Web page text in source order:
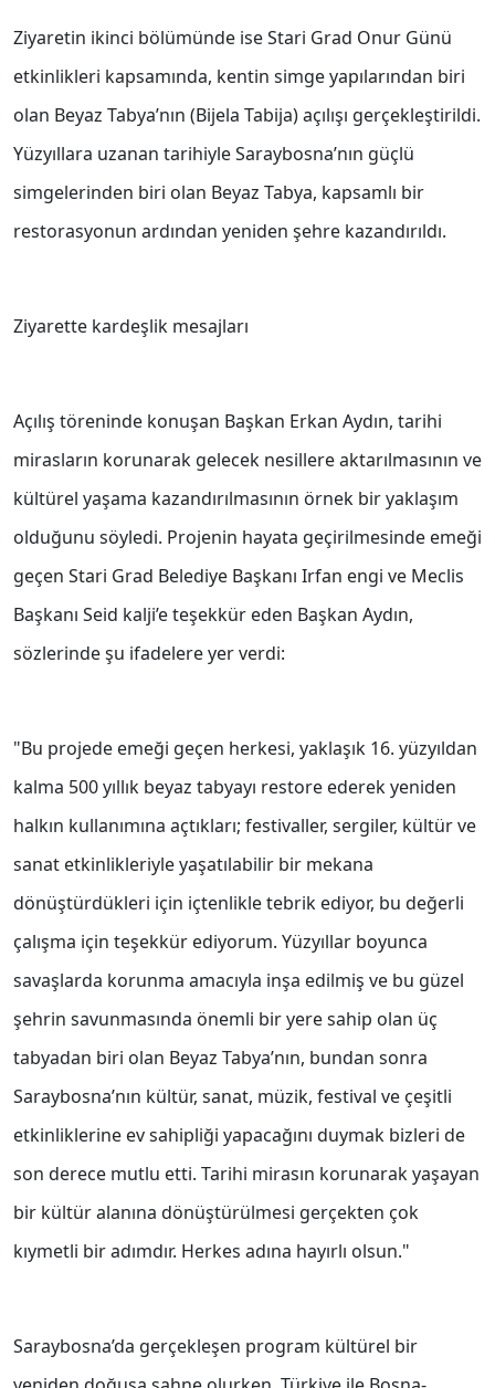
Ziyaretin ikinci bölümünde ise Stari Grad Onur Günü
etkinlikleri kapsamında, kentin simge yapılarından biri
olan Beyaz Tabya’nın (Bijela Tabija) açılışı gerçekleştirildi.
Yüzyıllara uzanan tarihiyle Saraybosna’nın güçlü
simgelerinden biri olan Beyaz Tabya, kapsamlı bir
restorasyonun ardından yeniden şehre kazandırıldı.
Ziyarette kardeşlik mesajları
Açılış töreninde konuşan Başkan Erkan Aydın, tarihi
mirasların korunarak gelecek nesillere aktarılmasının ve
kültürel yaşama kazandırılmasının örnek bir yaklaşım
olduğunu söyledi. Projenin hayata geçirilmesinde emeği
geçen Stari Grad Belediye Başkanı Irfan engi ve Meclis
Başkanı Seid kalji’e teşekkür eden Başkan Aydın,
sözlerinde şu ifadelere yer verdi:
"Bu projede emeği geçen herkesi, yaklaşık 16. yüzyıldan
kalma 500 yıllık beyaz tabyayı restore ederek yeniden
halkın kullanımına açtıkları; festivaller, sergiler, kültür ve
sanat etkinlikleriyle yaşatılabilir bir mekana
dönüştürdükleri için içtenlikle tebrik ediyor, bu değerli
çalışma için teşekkür ediyorum. Yüzyıllar boyunca
savaşlarda korunma amacıyla inşa edilmiş ve bu güzel
şehrin savunmasında önemli bir yere sahip olan üç
tabyadan biri olan Beyaz Tabya’nın, bundan sonra
Saraybosna’nın kültür, sanat, müzik, festival ve çeşitli
etkinliklerine ev sahipliği yapacağını duymak bizleri de
son derece mutlu etti. Tarihi mirasın korunarak yaşayan
bir kültür alanına dönüştürülmesi gerçekten çok
kıymetli bir adımdır. Herkes adına hayırlı olsun."
Saraybosna’da gerçekleşen program kültürel bir